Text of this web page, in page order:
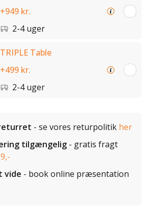
+949 kr.
2-4 uger
TRIPLE Table
+499 kr.
2-4 uger
- se vores returpolitik her
tilgængelig - gratis fragt
vide - book online præsentation